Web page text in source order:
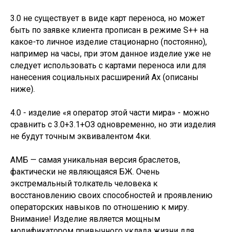
3.0 не существует в виде карт переноса, но может
быть по заявке клиента прописан в режиме S++ на
какое-то личное изделие стационарно (постоянно),
например на часы, при этом данное изделие уже не
следует использовать с картами переноса или для
нанесения социальных расширений Ax (описаны
ниже).
4.0 - изделие «я оператор этой части мира» - можно
сравнить с 3.0+3.1+ОЗ одновременно, но эти изделия
не будут точным эквивалентом 4ки.
АМБ — самая уникальная версия браслетов,
фактически не являющаяся БЖ. Очень
экстремальный толкатель человека к
восстановлению своих способностей и проявлению
операторских навыков по отношению к миру.
Внимание! Изделие является мощным